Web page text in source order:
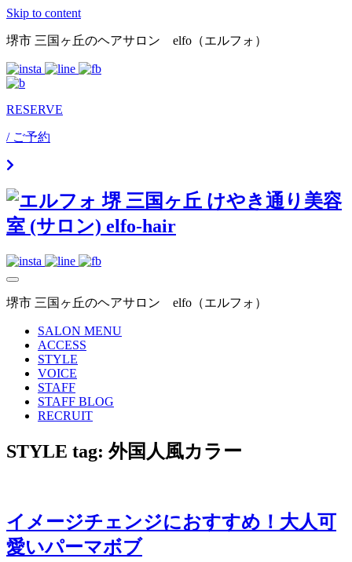
Skip to content
堺市 三国ヶ丘のヘアサロン elfo（エルフォ）
RESERVE
/ ご予約
堺市 三国ヶ丘のヘアサロン elfo（エルフォ）
SALON MENU
ACCESS
STYLE
VOICE
STAFF
STAFF BLOG
RECRUIT
STYLE tag: 外国人風カラー
イメージチェンジにおすすめ！大人可
愛いパーマボブ